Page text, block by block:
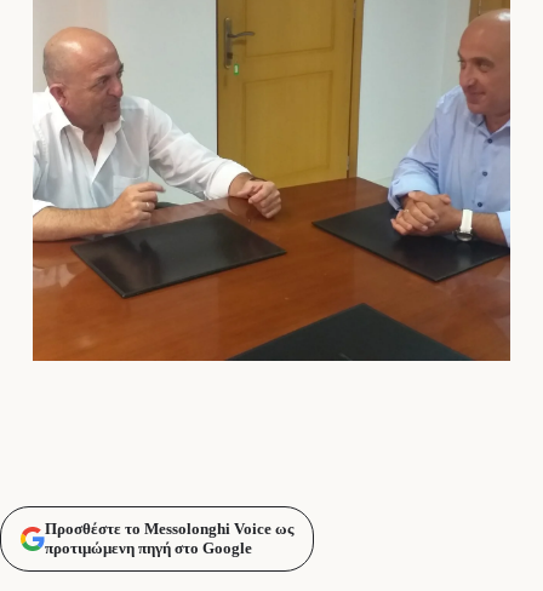
Προσθέστε το Messolonghi Voice ως
προτιμώμενη πηγή στο Google